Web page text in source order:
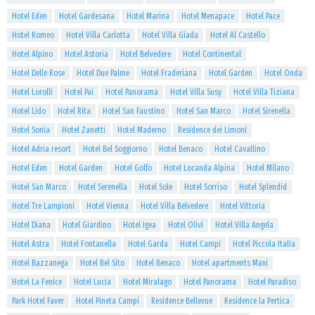
Hotel Eden
Hotel Gardesana Hotel Marina Hotel Menapace
Hotel Pace
Hotel Romeo
Hotel Villa Carlotta Hotel Villa Giada
Hotel Al Castello
Hotel Alpino
Hotel Astoria Hotel Belvedere
Hotel Continental
Hotel Delle Rose
Hotel Due Palme Hotel Fraderiana Hotel Garden
Hotel Onda
Hotel Lorolli
Hotel Pai Hotel Panorama Hotel Villa Susy
Hotel Villa Tiziana
Hotel Lido
Hotel Rita Hotel San Faustino Hotel San Marco
Hotel Sirenella
Hotel Sonia
Hotel Zanetti Hotel Maderno
Residence dei Limoni
Hotel Adria resort
Hotel Bel Soggiorno Hotel Benaco
Hotel Cavallino
Hotel Eden
Hotel Garden Hotel Golfo Hotel Locanda Alpina
Hotel Milano
Hotel San Marco
Hotel Serenella Hotel Sole Hotel Sorriso
Hotel Splendid
Hotel Tre Lampioni
Hotel Vienna Hotel Villa Belvedere
Hotel Vittoria
Hotel Diana
Hotel Giardino Hotel Igea Hotel Olivi
Hotel Villa Angela
Hotel Astra
Hotel Fontanella Hotel Garda Hotel Campi
Hotel Piccola Italia
Hotel Bazzanega
Hotel Bel Sito Hotel Benaco
Hotel apartments Maxi
Hotel La Fenice
Hotel Lucia Hotel Miralago Hotel Panorama
Hotel Paradiso
Park Hotel Faver
Hotel Pineta Campi Residence Bellevue Residence la Pertica